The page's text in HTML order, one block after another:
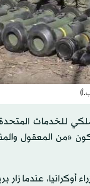
للخدمات
«من المعقول
عندما زار